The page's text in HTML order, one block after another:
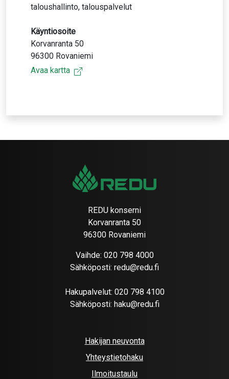
taloushallinto, talouspalvelut
Käyntiosoite
Korvanranta 50
96300 Rovaniemi
Avaa kartta
REDU konserni
Korvanranta 50
96300 Rovaniemi
Vaihde: 020 798 4000
Sähköposti: redu@redu.fi
Hakupalvelut: 020 798 4100
Sähköposti: haku@redu.fi
Hakijan neuvonta
Yhteystietohaku
Ilmoitustaulu